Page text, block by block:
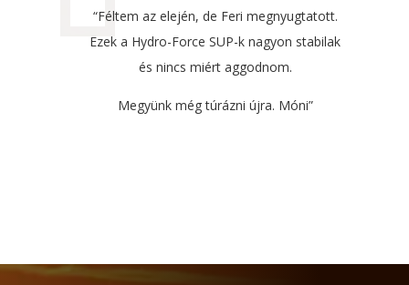
“Féltem az elején, de Feri megnyugtatott.
Ezek a Hydro-Force SUP-k nagyon stabilak
és nincs miért aggodnom.
Megyünk még túrázni újra. Móni”